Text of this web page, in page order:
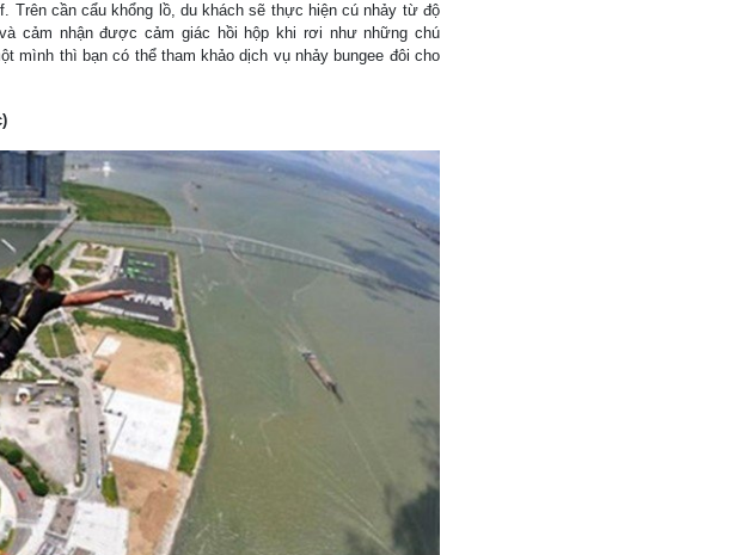
Trên cần cẩu khổng lồ, du khách sẽ thực hiện cú nhảy từ độ
cảm nhận được cảm giác hồi hộp khi rơi như những chú
mình thì bạn có thể tham khảo dịch vụ nhảy bungee đôi cho